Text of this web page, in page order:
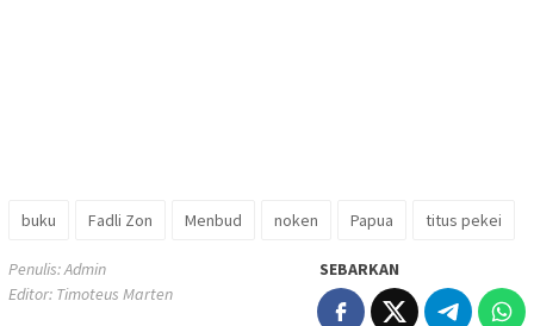
buku Fadli Zon Menbud noken Papua titus pekei
Penulis: Admin
Editor: Timoteus Marten
SEBARKAN